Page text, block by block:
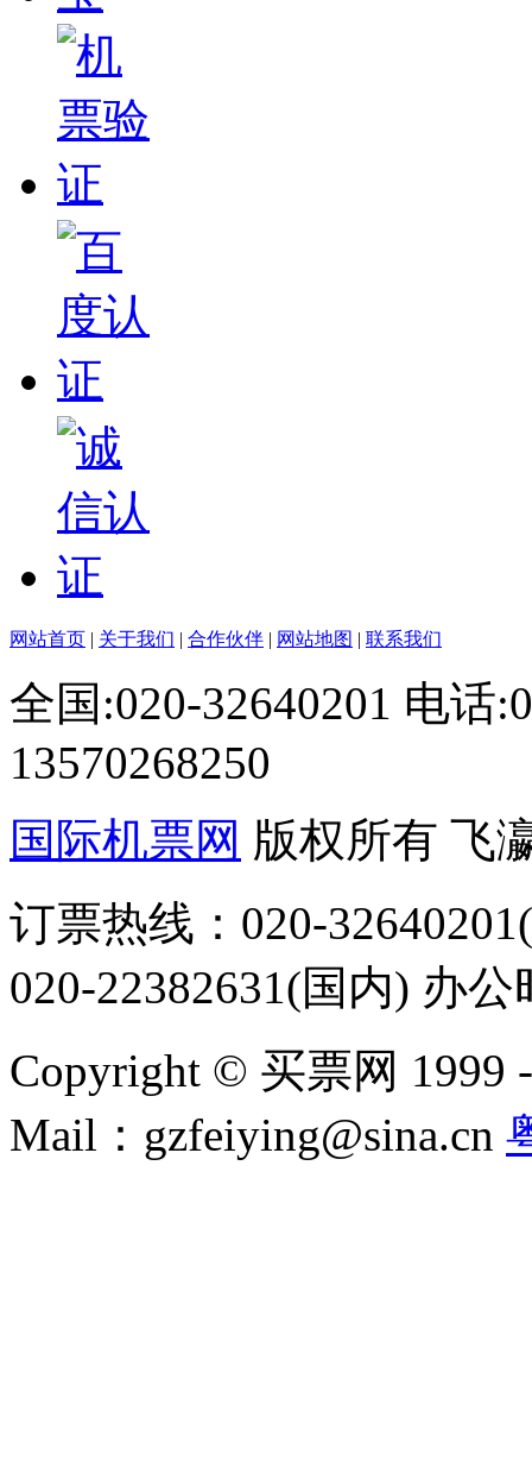
网站首页 | 关于我们 | 合作伙伴 | 网站地图 | 联系我们
全国:020-32640201 电话
13570268250
国际机票网 版权所有 飞
订票热线：020-
020-22382631(国内) 办
Copyright © 买票网 1999
Mail：gzfeiying@sina.cn